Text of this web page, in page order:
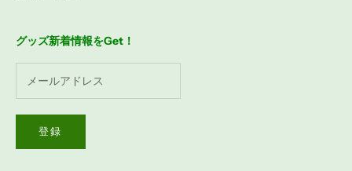
グッズ新着情報をGet！
登録